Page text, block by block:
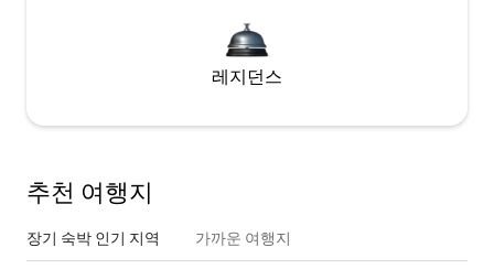
레지던스
추천 여행지
장기 숙박 인기 지역 가까운 여행지